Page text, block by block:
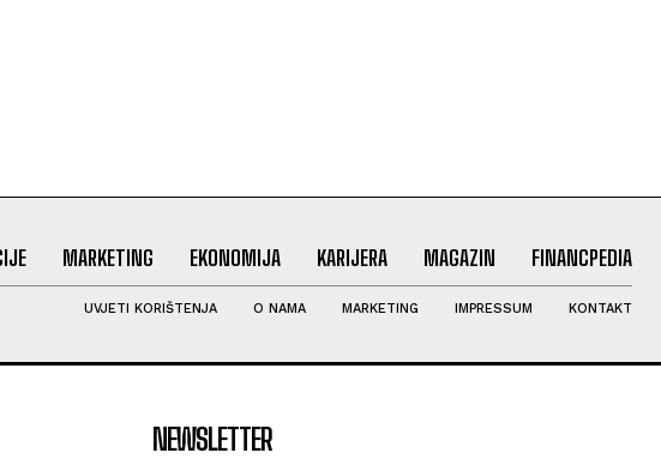
MARKETING EKONOMIJA KARIJERA MAGAZIN FINANCPEDIA
UVJETI KORIŠTENJA O NAMA MARKETING IMPRESSUM KONTAKT
NEWSLETTER